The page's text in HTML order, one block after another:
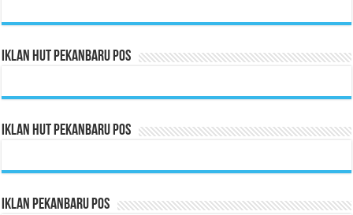
Iklan HUT Pekanbaru Pos
Iklan HUT Pekanbaru Pos
Iklan Pekanbaru Pos